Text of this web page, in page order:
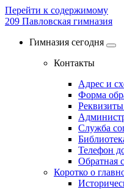
Перейти к содержимому
209 Павловская гимназия
Гимназия сегодня
Контакты
Адрес и
Форма
Служба
Телефон
Обратная
Коротко о